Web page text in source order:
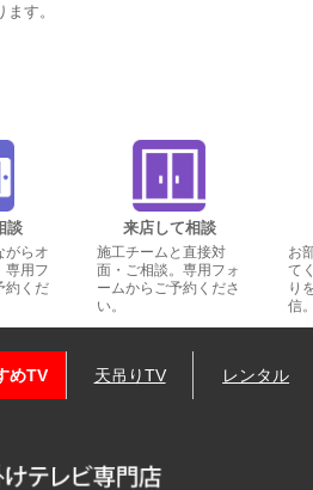
す。
談
がらオ
専用フ
約くだ
来店して相談
施工チームと直接対
面・ご相談。専用フォ
ームからご予約くださ
い。
お
て
り
信。
めTV 天吊りTV レンタル